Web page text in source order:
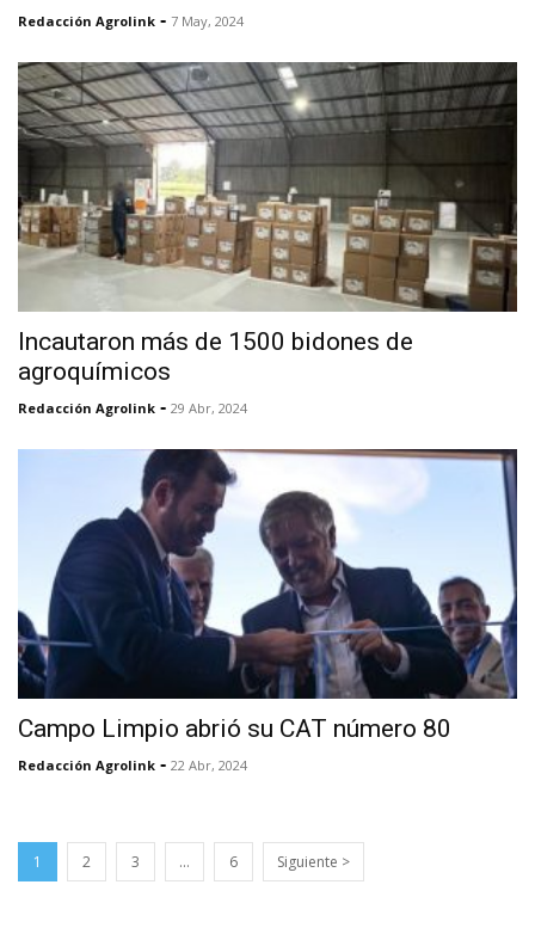
Redacción Agrolink - 7 May, 2024
Incautaron más de 1500 bidones de
agroquímicos
Redacción Agrolink - 29 Abr, 2024
Campo Limpio abrió su CAT número 80
Redacción Agrolink - 22 Abr, 2024
1 2 3 … 6 Siguiente >